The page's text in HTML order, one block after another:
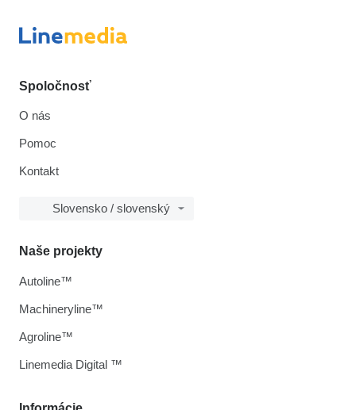
Spoločnosť
O nás
Pomoc
Kontakt
Slovensko / slovenský
Naše projekty
Autoline™
Machineryline™
Agroline™
Linemedia Digital ™